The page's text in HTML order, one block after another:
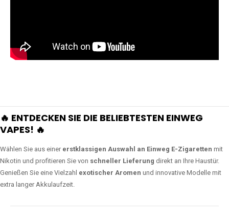
🔥 ENTDECKEN SIE DIE BELIEBTESTEN EINWEG
VAPES! 🔥
Wählen Sie aus einer erstklassigen Auswahl an Einweg E-Zigaretten mit
Nikotin und profitieren Sie von schneller Lieferung direkt an Ihre Haustür.
Genießen Sie eine Vielzahl exotischer Aromen und innovative Modelle mit
extra langer Akkulaufzeit.